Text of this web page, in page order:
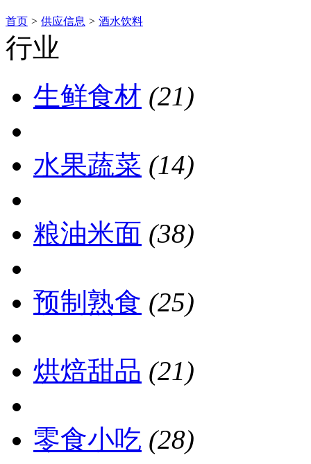
首页 > 供应信息 > 酒水饮料
行业
生鲜食材 (21)
水果蔬菜 (14)
粮油米面 (38)
预制熟食 (25)
烘焙甜品 (21)
零食小吃 (28)